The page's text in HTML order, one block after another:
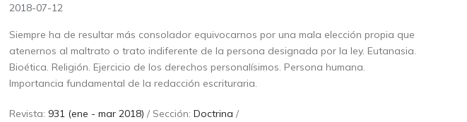
2018-07-12
Siempre ha de resultar más consolador equivocarnos por una mala elección propia que
atenernos al maltrato o trato indiferente de la persona designada por la ley. Eutanasia.
Bioética. Religión. Ejercicio de los derechos personalísimos. Persona humana.
Importancia fundamental de la redacción escrituraria.
Revista: 931 (ene - mar 2018) / Sección: Doctrina /